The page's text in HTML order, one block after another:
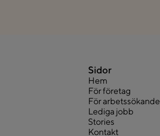
Sidor
Hem
För företag
För arbetssökande
Lediga jobb
Stories
Kontakt